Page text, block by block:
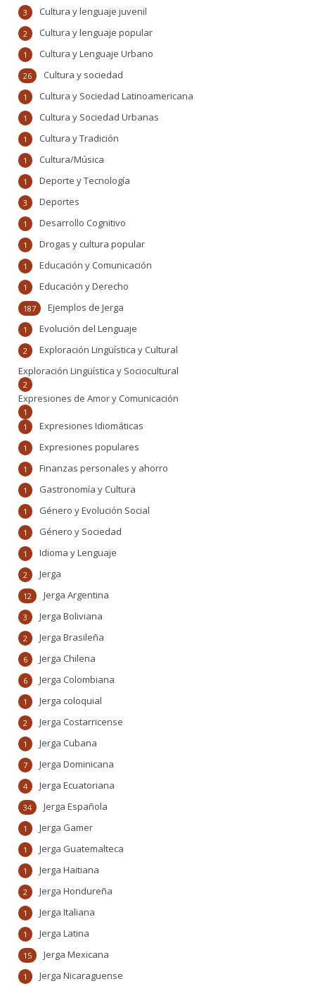
Cultura y lenguaje juvenil
3
Cultura y lenguaje popular
2
Cultura y Lenguaje Urbano
1
Cultura y sociedad
26
Cultura y Sociedad Latinoamericana
1
Cultura y Sociedad Urbanas
1
Cultura y Tradición
1
Cultura/Música
1
Deporte y Tecnología
1
Deportes
3
Desarrollo Cognitivo
1
Drogas y cultura popular
1
Educación y Comunicación
1
Educación y Derecho
1
Ejemplos de Jerga
187
Evolución del Lenguaje
1
Exploración Lingüística y Cultural
2
Exploración Lingüística y Sociocultural
2
Expresiones de Amor y Comunicación
1
Expresiones Idiomáticas
1
Expresiones populares
1
Finanzas personales y ahorro
1
Gastronomía y Cultura
1
Género y Evolución Social
1
Género y Sociedad
1
Idioma y Lenguaje
1
Jerga
2
Jerga Argentina
12
Jerga Boliviana
3
Jerga Brasileña
2
Jerga Chilena
6
Jerga Colombiana
6
Jerga coloquial
1
Jerga Costarricense
2
Jerga Cubana
1
Jerga Dominicana
7
Jerga Ecuatoriana
4
Jerga Española
34
Jerga Gamer
1
Jerga Guatemalteca
1
Jerga Haitiana
1
Jerga Hondureña
2
Jerga Italiana
1
Jerga Latina
1
Jerga Mexicana
15
Jerga Nicaraguense
1